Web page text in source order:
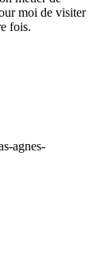
moi de visiter
fois.